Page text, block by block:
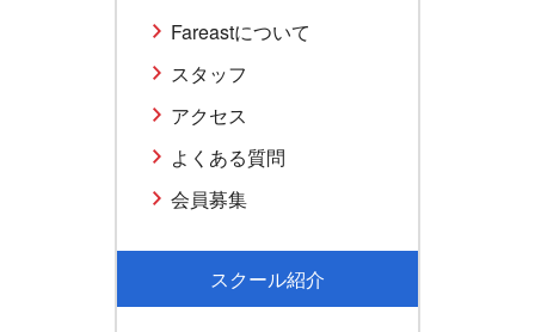
Fareastについて
スタッフ
アクセス
よくある質問
会員募集
スクール紹介